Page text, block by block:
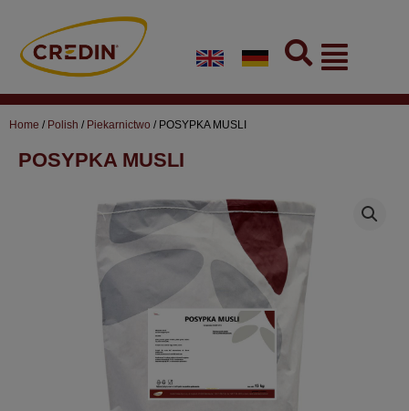
content
Flyout
Menu
Home / Polish / Piekarnictwo / POSYPKA MUSLI
POSYPKA MUSLI